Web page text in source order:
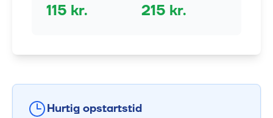
115 kr. 215 kr.
Hurtig opstartstid